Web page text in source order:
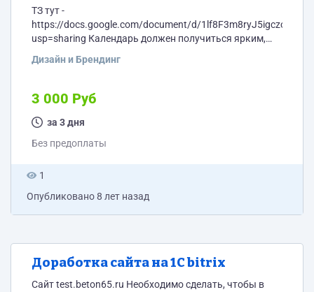
ТЗ тут -
https://docs.google.com/document/d/
usp=sharing Календарь должен получиться ярким,
верстать не надо, страницы календаря будут уже
вставляет сама.
Дизайн и Брендинг
3 000 Руб
за 3 дня
Без предоплаты
1
Опубликовано8 лет назад
Доработка сайта на 1С bitrix
Сайт test.beton65.ru Необходимо сделать, чтобы в